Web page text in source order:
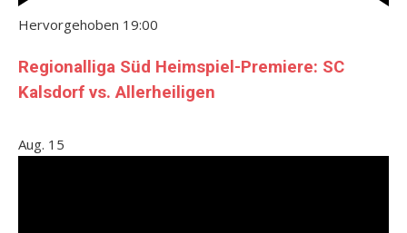
Hervorgehoben 19:00
Regionalliga Süd Heimspiel-Premiere: SC
Kalsdorf vs. Allerheiligen
Aug. 15